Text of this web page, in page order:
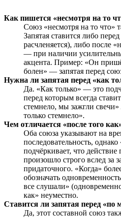
Как пишется «несмотря на то
Союз «несмотря на то что»
Запятая ставится либо
расчленяется), либо после
— при наличии
акцента. Пример: «Он
болен» — запятая перед
Нужна ли запятая перед «как
Да. «Как только» — это
перед которым всегда
стемнело, мы зажгли
только стемнело».
Чем отличается «после того
Оба союза указывают на
последовательность, однако
подчёркивает, что
произошло строго вслед за
придаточного. «Когда»
обозначать
все слушали»
как» неуместно.
Ставится ли запятая перед «по
Да, этот составной союз